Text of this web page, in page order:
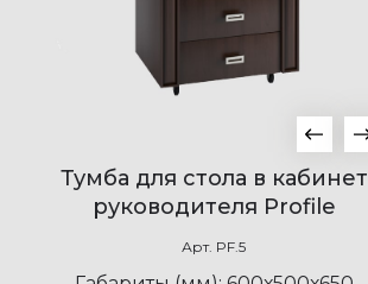
Тумба для стола в кабинет
руководителя Profile
Арт. PF.5